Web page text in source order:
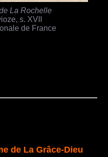
La Rochelle
s. XVII
de France
de La Grâce-Dieu